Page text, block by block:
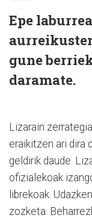
Epe
gune
daramate.
Lizarain
eraikitzen ari dira
geldirik daude.
ofizialekoak
librekoak.
zozketa.